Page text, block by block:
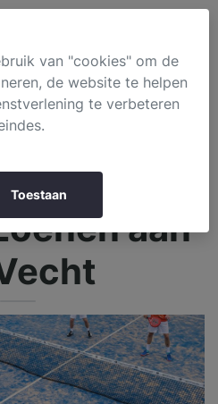
van "cookies" om de
de website te helpen
te verbeteren
Toestaan
aan